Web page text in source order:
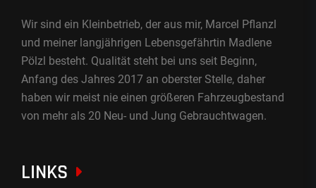
Wir sind ein Kleinbetrieb, der aus mir, Marcel Pflanzl
und meiner langjährigen Lebensgefährtin Madlene
Pölzl besteht. Qualität steht bei uns seit Beginn,
Anfang des Jahres 2017 an oberster Stelle, daher
haben wir meist nie einen größeren Fahrzeugbestand
von mehr als 20 Neu- und Jung Gebrauchtwagen.
LINKS